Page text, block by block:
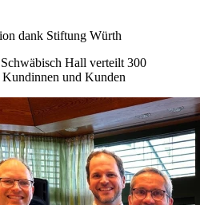
dank Stiftung Würth
Hall verteilt 300
Kundinnen und Kunden